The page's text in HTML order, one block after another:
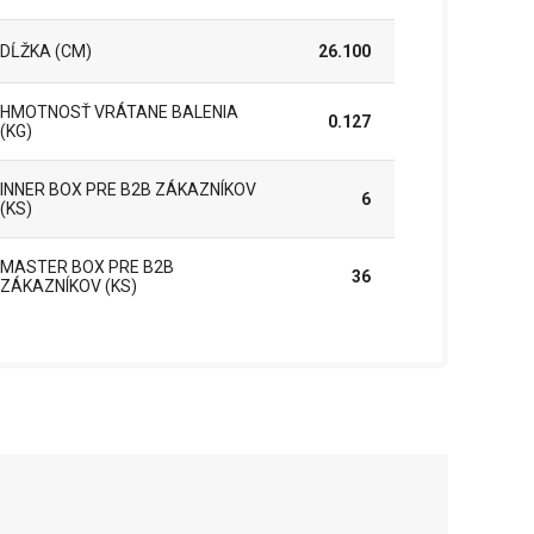
DĹŽKA (CM) 26.100
HMOTNOSŤ VRÁTANE BALENIA
(KG)
0.127
INNER BOX PRE B2B ZÁKAZNÍKOV
(KS)
6
MASTER BOX PRE B2B
ZÁKAZNÍKOV (KS)
36